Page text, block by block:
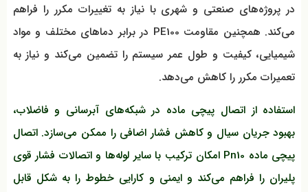
در پروژه‌های صنعتی و شهری با نیاز به تغییرات مکرر را فراهم
می‌کند. همچنین مقاومت PE100 در برابر دماهای مختلف و مواد
شیمیایی، کیفیت و طول عمر سیستم را تضمین می‌کند و نیاز به
تعمیرات مکرر را کاهش می‌دهد.
استفاده از اتصال پیچی ماده در شبکه‌های آبرسانی و فاضلاب،
بهبود جریان سیال و کاهش فشار اضافی را ممکن می‌سازد. اتصال
پیچی ماده Pn10 امکان ترکیب با سایر لوله‌ها و اتصالات فشار قوی
پلیران را فراهم می‌کند و ایمنی و کارایی خطوط را به شکل قابل